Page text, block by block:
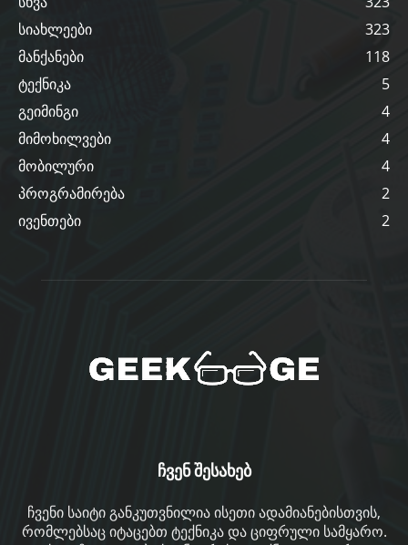
სიახლეები
323
მანქანები
118
ტექნიკა
5
გეიმინგი
4
მიმოხილვები
4
მობილური
4
პროგრამირება
2
ივენთები
2
ჩვენ შესახებ
ჩვენი საიტი განკუთვნილია ისეთი ადამიანებისთვის,
რომლებსაც იტაცებთ ტექნიკა და ციფრული სამყარო.